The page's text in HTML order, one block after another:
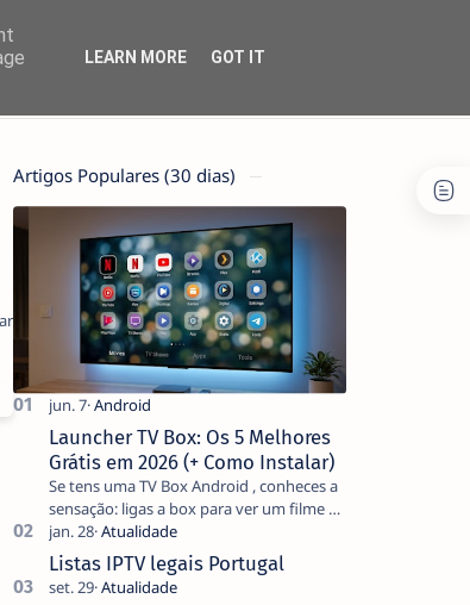
Artigos Populares (30 dias)
Launcher TV Box: Os 5 Melhores
Grátis em 2026 (+ Como Instalar)
Se tens uma TV Box Android , conheces a
sensação: ligas a box para ver um filme e
o ecrã inicial está coberto de sugestões
que não pediste, ban…
Listas IPTV legais Portugal
LEARN MORE GOT IT